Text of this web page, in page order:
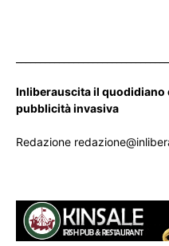
Inliberauscita il quodidiano
pubblicità invasiva
Redazione